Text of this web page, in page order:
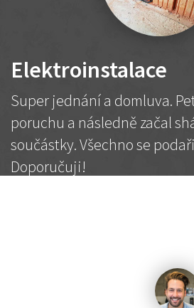
Elektroinstalace
Super jednání a domluva.
poruchu a následně začal
součástky. Všechno se
Doporučuji!